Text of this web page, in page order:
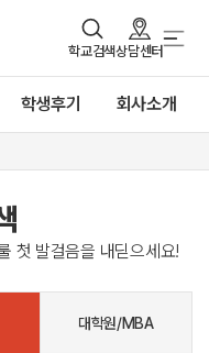
학교검색상담센터
학생후기 회사소개
첫 발걸음을 내딛으세요!
대학원/MBA